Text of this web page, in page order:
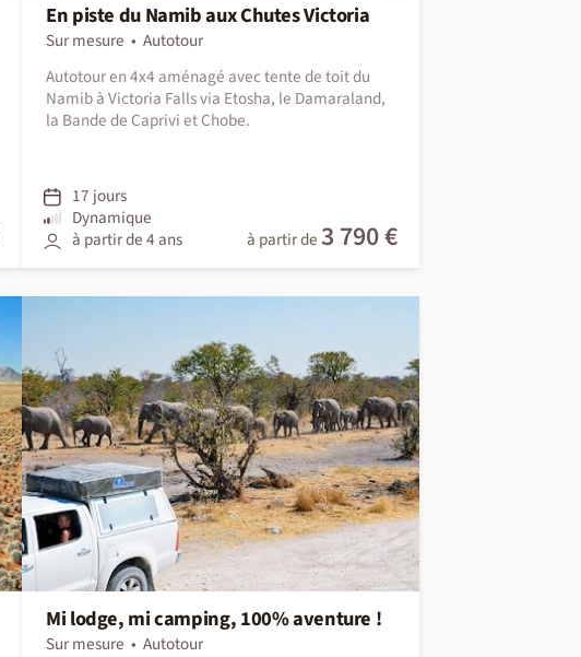
En piste du Namib aux Chutes Victoria
Sur mesure
Autotour
Autotour en 4x4 aménagé avec tente de toit du
Namib à Victoria Falls via Etosha, le Damaraland,
la Bande de Caprivi et Chobe.
17 jours
Dynamique
à partir de 4 ans
à partir de 3 790 €
Mi lodge, mi camping, 100% aventure !
Sur mesure
Autotour